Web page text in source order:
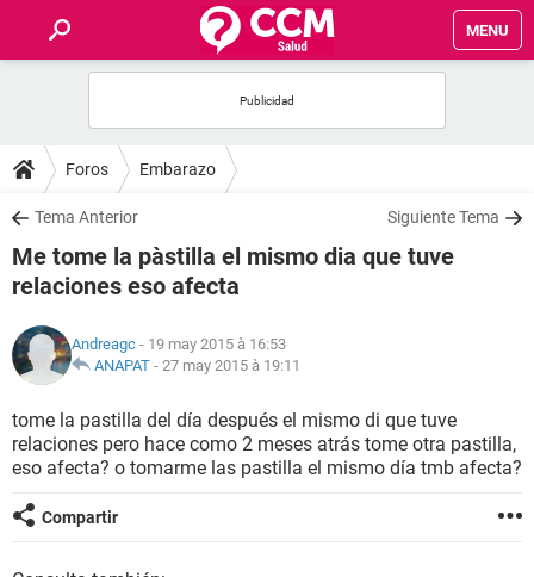
MENU
FORUMS
SALUD
FAMILIA
NUTRICIÓN
SEXUALIDAD
GLOSARIO
Foros Embarazo
Tema Anterior Siguiente Tema
Me tome la pàstilla el mismo dia que tuve
relaciones eso afecta
Andreagc - 19 may 2015 à 16:53
ANAPAT - 27 may 2015 à 19:11
tome la pastilla del día después el mismo di que tuve
relaciones pero hace como 2 meses atrás tome otra pastilla,
eso afecta? o tomarme las pastilla el mismo día tmb afecta?
Compartir